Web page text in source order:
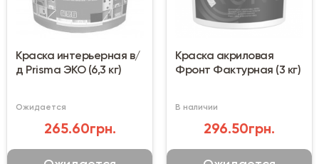
Краска интерьерная в/
д Prisma ЭКО (6,3 кг)
Ожидается
265.60грн.
Краска акриловая
Фронт Фактурная (3 кг)
В наличии
296.50грн.